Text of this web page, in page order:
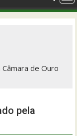
de Ouro
pela